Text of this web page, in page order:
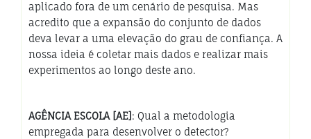
aplicado fora de um cenário de pesquisa. Mas
acredito que a expansão do conjunto de dados
deva levar a uma elevação do grau de confiança. A
nossa ideia é coletar mais dados e realizar mais
experimentos ao longo deste ano.
AGÊNCIA ESCOLA [AE] : Qual a metodologia
empregada para desenvolver o detector?